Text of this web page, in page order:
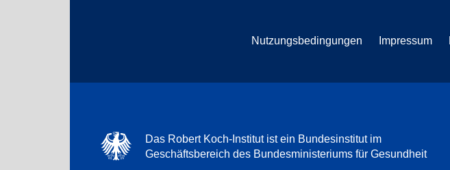
Nutzungsbedingungen Impressum
Das Robert Koch-Institut ist ein Bundesinstitut im
Geschäftsbereich des Bundesministeriums für Gesundheit